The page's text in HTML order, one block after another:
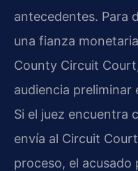
antecedentes. Para
una fianza
County Circuit
audiencia preliminar
Si el juez encuentra
envía al Circuit
proceso, el acusado